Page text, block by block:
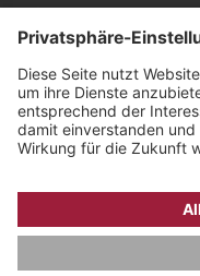
Youtube
AGB &